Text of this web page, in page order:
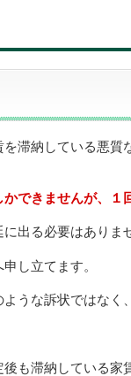
滞納している悪
できませんが、１
出る必要はありま
し立てます。
うな訴状ではなく
も滞納している